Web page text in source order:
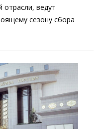
отрасли, ведут
сезону сбора